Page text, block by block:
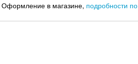
Оформление в магазине, подробности